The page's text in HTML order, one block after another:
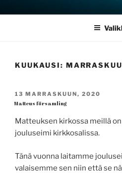
sisältöön
KUUKAUSI:
JULKAISTU
13 MARRASKUUN, 2020
Matteus församling
Matteuksen kirkossa meillä
jouluseimi kirkkosalissa.
Tänä vuonna laitamme
valaisemme sen niin että se